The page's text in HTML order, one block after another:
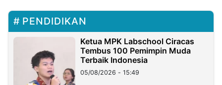
PENDIDIKAN
Ketua MPK Labschool Ciracas
Tembus 100 Pemimpin Muda
Terbaik Indonesia
05/08/2026 - 15:49